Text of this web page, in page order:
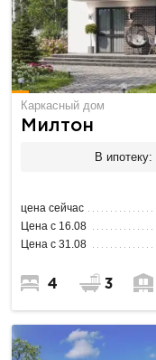
Каркасный дом
Милтон
В ипотеку:
цена сейчас
Цена с 16.08
Цена с 31.08
4 3